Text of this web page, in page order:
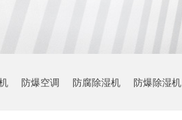
防爆空调 防腐除湿机 防爆除湿机